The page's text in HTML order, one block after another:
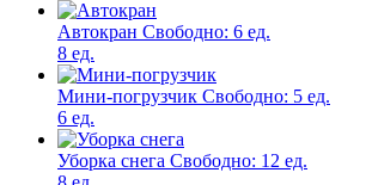
Автокран Свободно: 6 ед.
8 ед.
Мини-погрузчик Свободно: 5 ед.
6 ед.
Уборка снега Свободно: 12 ед.